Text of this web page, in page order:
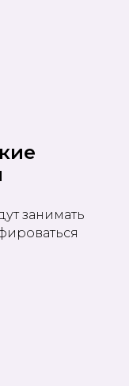
занимать